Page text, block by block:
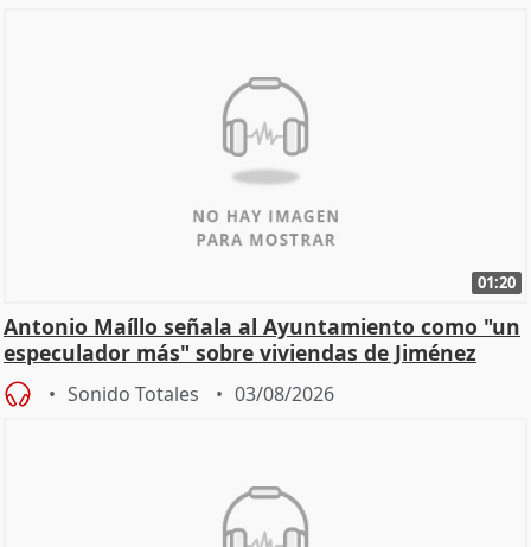
01:20
Antonio Maíllo señala al Ayuntamiento como "un
especulador más" sobre viviendas de Jiménez
Becerril
Sonido Totales 03/08/2026